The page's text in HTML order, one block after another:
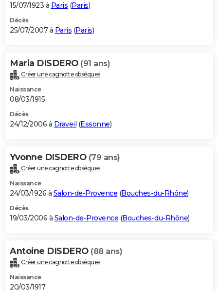
15/07/1923 à Paris (Paris)
Décès
25/07/2007 à Paris (Paris)
Maria DISDERO (91 ans)
Créer une cagnotte obsèques
Naissance
08/03/1915
Décès
24/12/2006 à Draveil (Essonne)
Yvonne DISDERO (79 ans)
Créer une cagnotte obsèques
Naissance
24/03/1926 à Salon-de-Provence (Bouches-du-Rhône)
Décès
19/03/2006 à Salon-de-Provence (Bouches-du-Rhône)
Antoine DISDERO (88 ans)
Créer une cagnotte obsèques
Naissance
20/03/1917